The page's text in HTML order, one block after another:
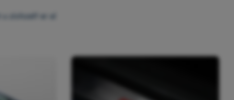
zichzelf er al